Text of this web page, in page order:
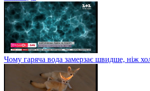
Чому гаряча вода замерзає швидше, ніж